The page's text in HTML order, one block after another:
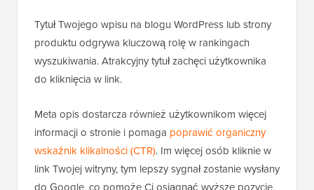
Tytuł Twojego wpisu na blogu WordPress lub strony
produktu odgrywa kluczową rolę w rankingach
wyszukiwania. Atrakcyjny tytuł zachęci użytkownika
do kliknięcia w link.
Meta opis dostarcza również użytkownikom więcej
informacji o stronie i pomaga poprawić organiczny
wskaźnik klikalności (CTR). Im więcej osób kliknie w
link Twojej witryny, tym lepszy sygnał zostanie wysłany